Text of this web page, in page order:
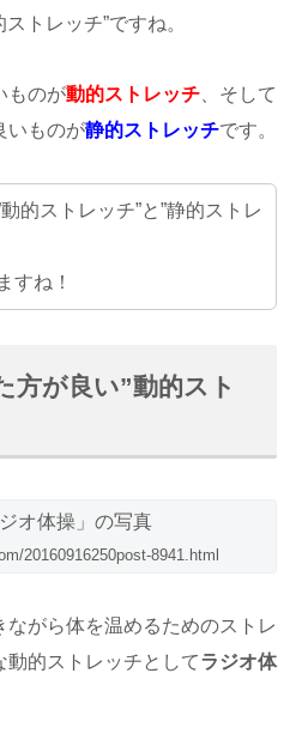
トレッチ”ですね。
ものが動的ストレッチ 、そして
いものが静的ストレッチです。
的ストレッチ”と”静的ストレ
すね！
方が良い”動的スト
20160916250post-8941.html
がら体を温めるためのストレ
動的ストレッチとしてラジオ体